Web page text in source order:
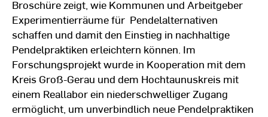
Broschüre zeigt, wie Kommunen und Arbeitgeber
Experimentierräume für Pendelalternativen
schaffen und damit den Einstieg in nachhaltige
Pendelpraktiken erleichtern können. Im
Forschungsprojekt wurde in Kooperation mit dem
Kreis Groß-Gerau und dem Hochtaunuskreis mit
einem Reallabor ein niederschwelliger Zugang
ermöglicht, um unverbindlich neue Pendelpraktiken